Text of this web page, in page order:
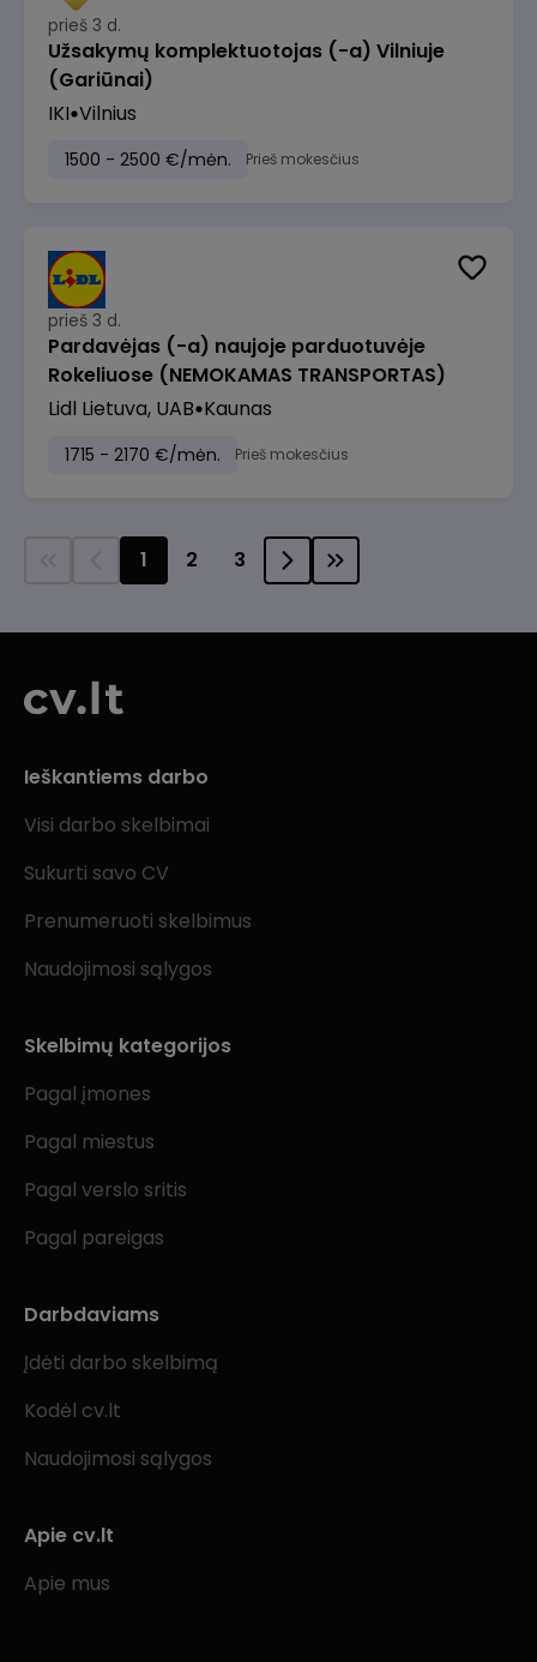
prieš 3 d.
Užsakymų komplektuotojas (-a) Vilniuje
(Gariūnai)
IKI Vilnius
1500 - 2500 €/mėn. Prieš mokesčius
prieš 3 d.
Pardavėjas (-a) naujoje parduotuvėje
Rokeliuose (NEMOKAMAS TRANSPORTAS)
Lidl Lietuva, UAB Kaunas
1715 - 2170 €/mėn. Prieš mokesčius
1 2 3
Ieškantiems darbo
Visi darbo skelbimai
Sukurti savo CV
Prenumeruoti skelbimus
Naudojimosi sąlygos
Skelbimų kategorijos
Pagal įmones
Pagal miestus
Pagal verslo sritis
Pagal pareigas
Darbdaviams
Įdėti darbo skelbimą
Kodėl cv.lt
Naudojimosi sąlygos
Apie cv.lt
Apie mus